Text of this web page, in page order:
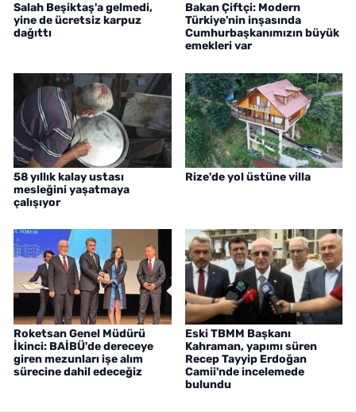
Salah Beşiktaş'a gelmedi,
yine de ücretsiz karpuz
dağıttı
Bakan Çiftçi: Modern
Türkiye'nin inşasında
Cumhurbaşkanımızın büyük
emekleri var
58 yıllık kalay ustası
mesleğini yaşatmaya
çalışıyor
Rize'de yol üstüne villa
Roketsan Genel Müdürü
İkinci: BAİBÜ'de dereceye
giren mezunları işe alım
sürecine dahil edeceğiz
Eski TBMM Başkanı
Kahraman, yapımı süren
Recep Tayyip Erdoğan
Camii'nde incelemede
bulundu